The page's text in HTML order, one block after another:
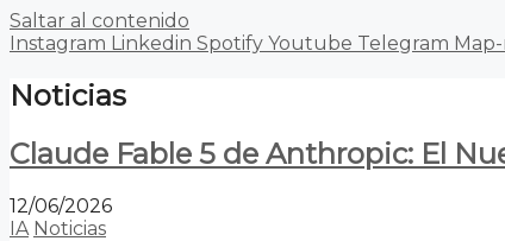
Saltar al contenido
Instagram Linkedin Spotify Youtube Telegram
Noticias
Claude Fable 5 de Anthropic: El
12/06/2026
IA Noticias